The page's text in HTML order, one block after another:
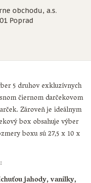
obchodu, a.s.
Poprad
5 druhov exkluzívnych
čiernom darčekovom
Zároveň je ideálnym
box obsahuje výber
boxu sú 27,5 x 10 x
: